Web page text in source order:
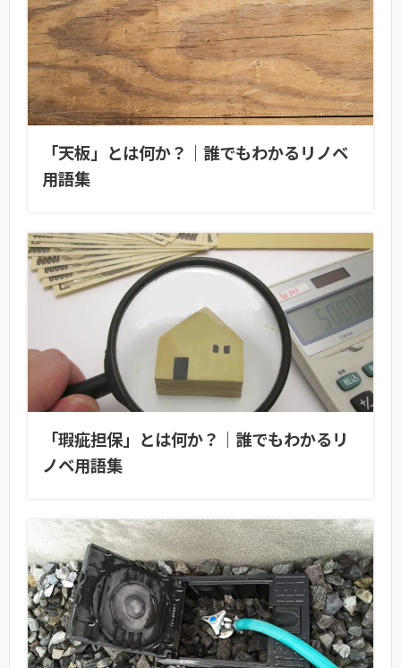
「天板」とは何か？｜誰でもわかるリノベ
用語集
「瑕疵担保」とは何か？｜誰でもわかるリ
ノベ用語集